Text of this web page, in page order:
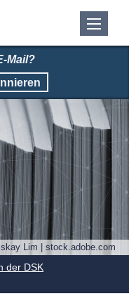
Mail?
Lim | stock.adobe.com
der DSK